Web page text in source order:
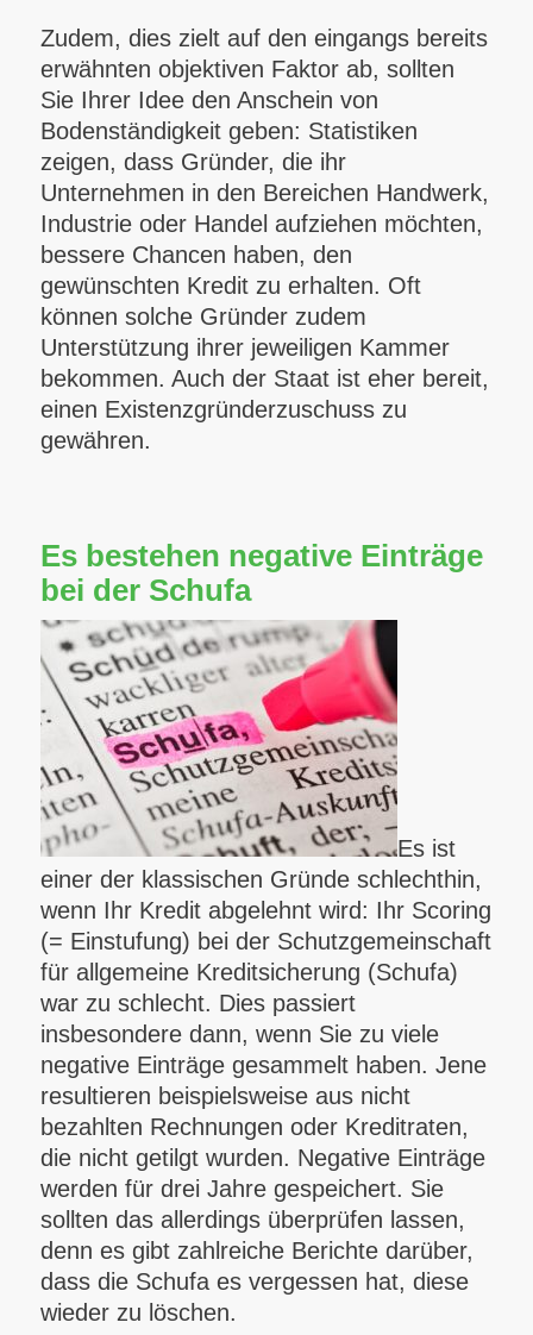
Zudem, dies zielt auf den eingangs bereits
erwähnten objektiven Faktor ab, sollten
Sie Ihrer Idee den Anschein von
Bodenständigkeit geben: Statistiken
zeigen, dass Gründer, die ihr
Unternehmen in den Bereichen Handwerk,
Industrie oder Handel aufziehen möchten,
bessere Chancen haben, den
gewünschten Kredit zu erhalten. Oft
können solche Gründer zudem
Unterstützung ihrer jeweiligen Kammer
bekommen. Auch der Staat ist eher bereit,
einen Existenzgründerzuschuss zu
gewähren.
Es bestehen negative Einträge
bei der Schufa
Es ist
einer der klassischen Gründe schlechthin,
wenn Ihr Kredit abgelehnt wird: Ihr Scoring
(= Einstufung) bei der Schutzgemeinschaft
für allgemeine Kreditsicherung (Schufa)
war zu schlecht. Dies passiert
insbesondere dann, wenn Sie zu viele
negative Einträge gesammelt haben. Jene
resultieren beispielsweise aus nicht
bezahlten Rechnungen oder Kreditraten,
die nicht getilgt wurden. Negative Einträge
werden für drei Jahre gespeichert. Sie
sollten das allerdings überprüfen lassen,
denn es gibt zahlreiche Berichte darüber,
dass die Schufa es vergessen hat, diese
wieder zu löschen.